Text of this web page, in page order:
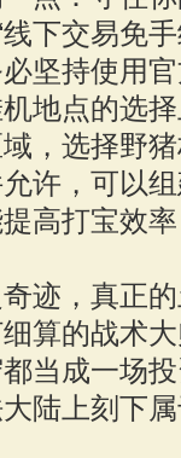
下交易免
坚持使用
地点的选
，选择野
许，可以
高打宝效
，真正的
算的战术
当成一场
陆上刻下